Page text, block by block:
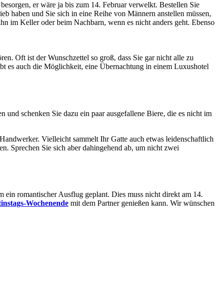
er wäre ja bis zum 14. Februar verwelkt. Bestellen Sie
haben und Sie sich in eine Reihe von Männern anstellen müssen,
im Keller oder beim Nachbarn, wenn es nicht anders geht. Ebenso
Oft ist der Wunschzettel so groß, dass Sie gar nicht alle zu
es auch die Möglichkeit, eine Übernachtung in einem Luxushotel
schenken Sie dazu ein paar ausgefallene Biere, die es nicht im
Vielleicht sammelt Ihr Gatte auch etwas leidenschaftlich
Sprechen Sie sich aber dahingehend ab, um nicht zwei
ein romantischer Ausflug geplant. Dies muss nicht direkt am 14.
Wochenende mit dem Partner genießen kann. Wir wünschen